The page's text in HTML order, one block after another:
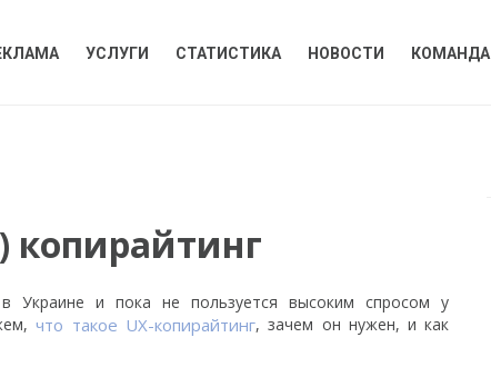
УСЛУГИ СТАТИСТИКА НОВОСТИ КОМАНДА
копирайтинг
Украине и пока не пользуется высоким спросом у
что такое UX-копирайтинг, зачем он нужен, и как